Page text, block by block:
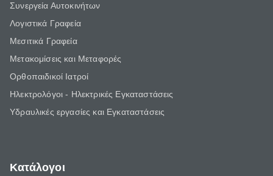
Συνεργεία Αυτοκινήτων
Λογιστικά Γραφεία
Μεσιτικά Γραφεία
Μετακομίσεις και Μεταφορές
Ορθοπαιδικοί Ιατροί
Ηλεκτρολόγοι - Ηλεκτρικές Εγκαταστάσεις
Υδραυλικές εργασίες και Εγκαταστάσεις
Κατάλογοι